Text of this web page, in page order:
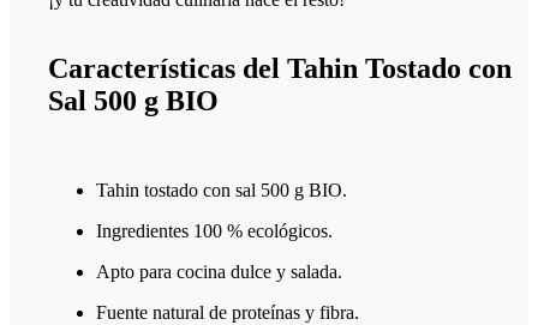
Características del Tahin Tostado con
Sal 500 g BIO
Tahin tostado con sal 500 g BIO.
Ingredientes 100 % ecológicos.
Apto para cocina dulce y salada.
Fuente natural de proteínas y fibra.